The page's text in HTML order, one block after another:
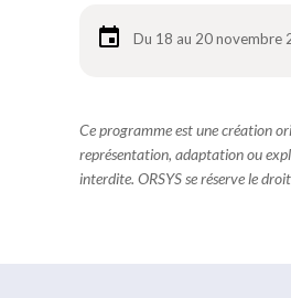
Du 18 au 20 novembre
Ce programme est une création
représentation, adaptation ou
interdite. ORSYS se réserve le